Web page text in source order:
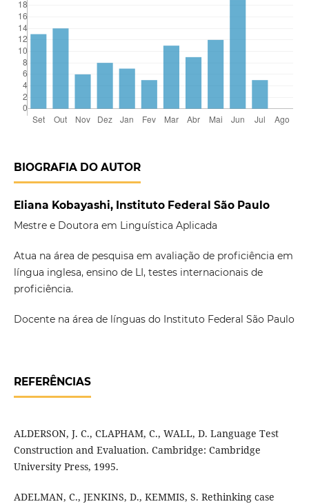
BIOGRAFIA DO AUTOR
Eliana Kobayashi, Instituto Federal São Paulo
Mestre e Doutora em Linguística Aplicada
Atua na área de pesquisa em avaliação de proficiência em
língua inglesa, ensino de LI, testes internacionais de
proficiência.
Docente na área de línguas do Instituto Federal São Paulo
REFERÊNCIAS
ALDERSON, J. C., CLAPHAM, C., WALL, D. Language Test
Construction and Evaluation. Cambridge: Cambridge
University Press, 1995.
ADELMAN, C., JENKINS, D., KEMMIS, S. Rethinking case